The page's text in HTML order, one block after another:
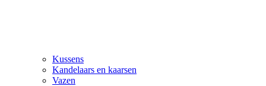
Kussens
Kandelaars en kaarsen
Vazen